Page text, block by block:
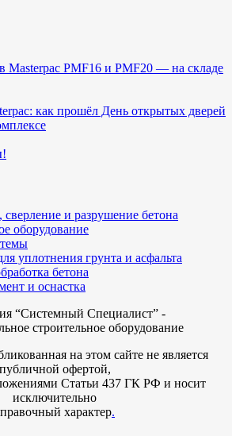
Masterpac PMF16 и PMF20 — на складе
как прошёл День открытых дверей
сверление и разрушение бетона
оборудование
уплотнения грунта и асфальта
бетона
и оснастка
“Системный Специалист” -
строительное оборудование
на этом сайте не является
публичной офертой,
Статьи 437 ГК РФ и носит
исключительно
характер.